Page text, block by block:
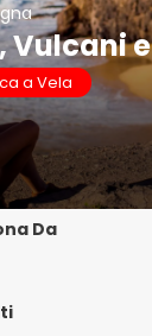
Vulcani
a Vela
Da